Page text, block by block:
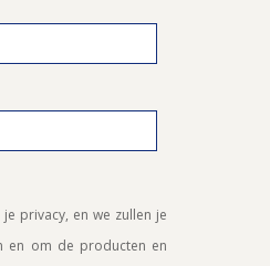
privacy, en we zullen je
en om de producten en